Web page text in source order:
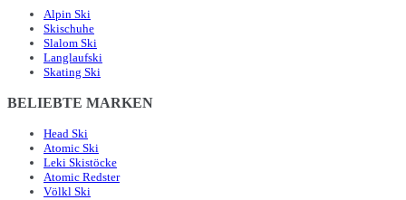
Alpin Ski
Skischuhe
Slalom Ski
Langlaufski
Skating Ski
BELIEBTE MARKEN
Head Ski
Atomic Ski
Leki Skistöcke
Atomic Redster
Völkl Ski